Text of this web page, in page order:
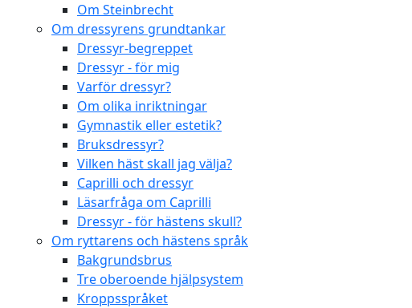
Om Steinbrecht
Om dressyrens grundtankar
Dressyr-begreppet
Dressyr - för mig
Varför dressyr?
Om olika inriktningar
Gymnastik eller estetik?
Bruksdressyr?
Vilken häst skall jag välja?
Caprilli och dressyr
Läsarfråga om Caprilli
Dressyr - för hästens skull?
Om ryttarens och hästens språk
Bakgrundsbrus
Tre oberoende hjälpsystem
Kroppsspråket